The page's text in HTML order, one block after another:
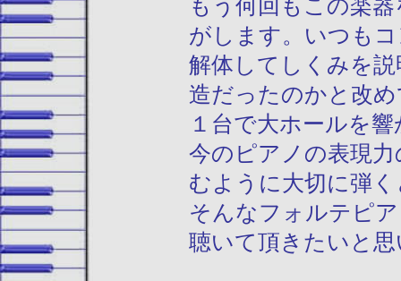
もう何回もこの楽
がします。いつも
解体してしくみを
造だったのかと改
１台で大ホールを
今のピアノの表現
むように大切に弾
そんなフォルテピ
聴いて頂きたいと